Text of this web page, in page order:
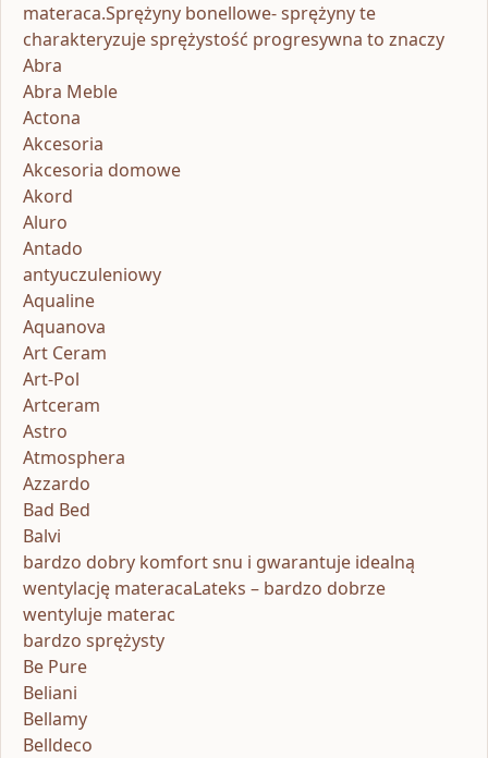
materaca.Sprężyny bonellowe- sprężyny te
charakteryzuje sprężystość progresywna to znaczy
Abra
Abra Meble
Actona
Akcesoria
Akcesoria domowe
Akord
Aluro
Antado
antyuczuleniowy
Aqualine
Aquanova
Art Ceram
Art-Pol
Artceram
Astro
Atmosphera
Azzardo
Bad Bed
Balvi
bardzo dobry komfort snu i gwarantuje idealną
wentylację materacaLateks – bardzo dobrze
wentyluje materac
bardzo sprężysty
Be Pure
Beliani
Bellamy
Belldeco